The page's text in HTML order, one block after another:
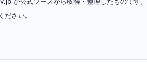
ください。